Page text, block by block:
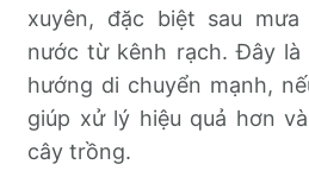
xuyên, đặc biệt sau
nước từ kênh rạch. Đây
hướng di chuyển mạnh,
giúp xử lý hiệu quả hơn
cây trồng.